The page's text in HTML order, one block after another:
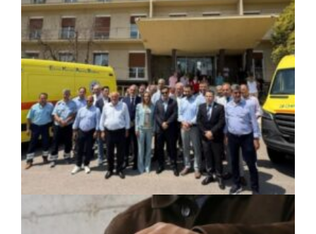
06/08/2026 · 17:01
Περιφέρεια Στερεάς Ελλάδας: Ενίσχυση